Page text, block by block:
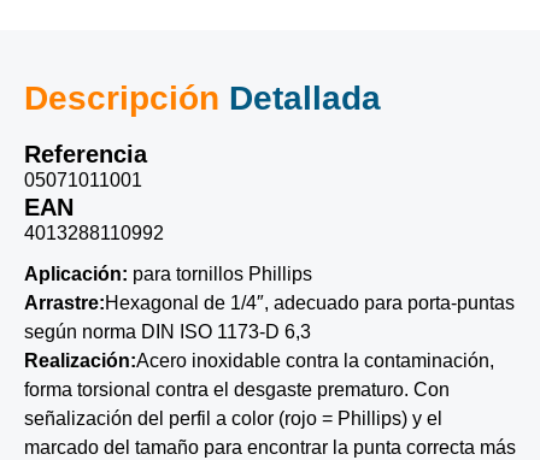
Descripción Detallada
Referencia
05071011001
EAN
4013288110992
Aplicación: para tornillos Phillips
Arrastre:Hexagonal de 1/4″, adecuado para porta-puntas
según norma DIN ISO 1173-D 6,3
Realización:Acero inoxidable contra la contaminación,
forma torsional contra el desgaste prematuro. Con
señalización del perfil a color (rojo = Phillips) y el
marcado del tamaño para encontrar la punta correcta más